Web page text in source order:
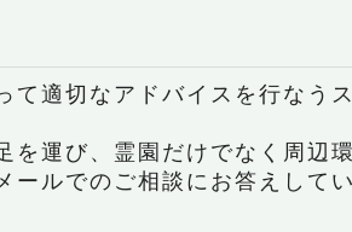
て適切なアドバイスを行なう
を運び、霊園だけでなく周辺
ールでのご相談にお答えしてい